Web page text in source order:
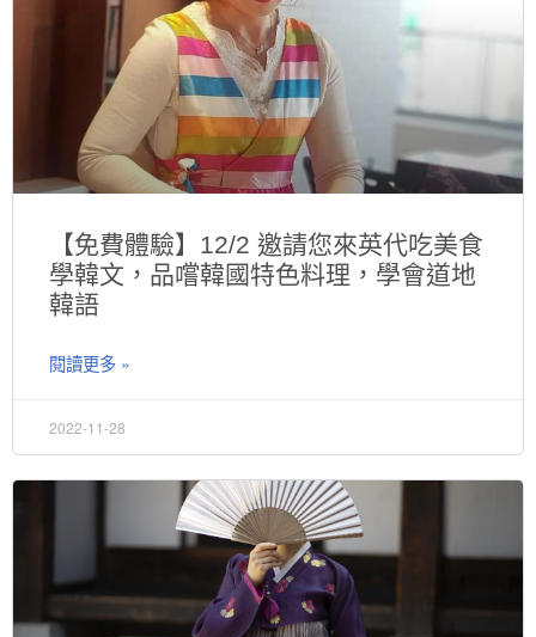
【免費體驗】12/2 邀請您來英代吃美食
學韓文，品嚐韓國特色料理，學會道地
韓語
閱讀更多 »
2022-11-28